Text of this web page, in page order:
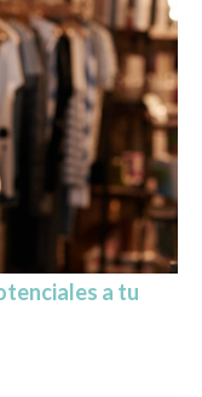
a tu